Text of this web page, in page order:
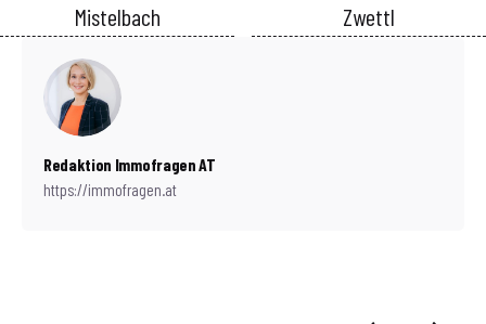
Mistelbach
Zwettl
Redaktion Immofragen AT
https://immofragen.at